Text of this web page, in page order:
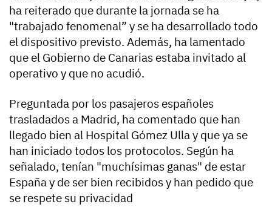
ha reiterado que durante la jornada se ha
"trabajado fenomenal” y se ha desarrollado todo
el dispositivo previsto. Además, ha lamentado
que el Gobierno de Canarias estaba invitado al
operativo y que no acudió.
Preguntada por los pasajeros españoles
trasladados a Madrid, ha comentado que han
llegado bien al Hospital Gómez Ulla y que ya se
han iniciado todos los protocolos. Según ha
señalado, tenían "muchísimas ganas" de estar
España y de ser bien recibidos y han pedido que
se respete su privacidad